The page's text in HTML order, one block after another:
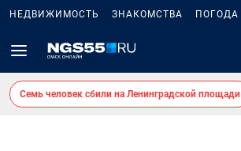
НЕДВИЖИМОСТЬ ЗНАКОМСТВА ПОГОДА
Семь человек сбили на Ленинградской площади